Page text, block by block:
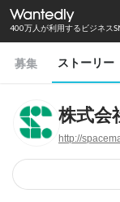
400万人が利用するビジネス
募集 ストーリー
株式会
http://